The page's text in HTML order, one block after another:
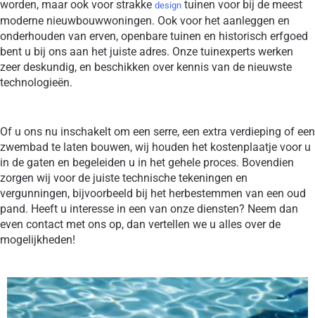
worden, maar ook voor strakke design tuinen voor bij de meest
moderne nieuwbouwwoningen. Ook voor het aanleggen en
onderhouden van erven, openbare tuinen en historisch erfgoed
bent u bij ons aan het juiste adres. Onze tuinexperts werken
zeer deskundig, en beschikken over kennis van de nieuwste
technologieën.
Of u ons nu inschakelt om een serre, een extra verdieping of een
zwembad te laten bouwen, wij houden het kostenplaatje voor u
in de gaten en begeleiden u in het gehele proces. Bovendien
zorgen wij voor de juiste technische tekeningen en
vergunningen, bijvoorbeeld bij het herbestemmen van een oud
pand. Heeft u interesse in een van onze diensten? Neem dan
even contact met ons op, dan vertellen we u alles over de
mogelijkheden!